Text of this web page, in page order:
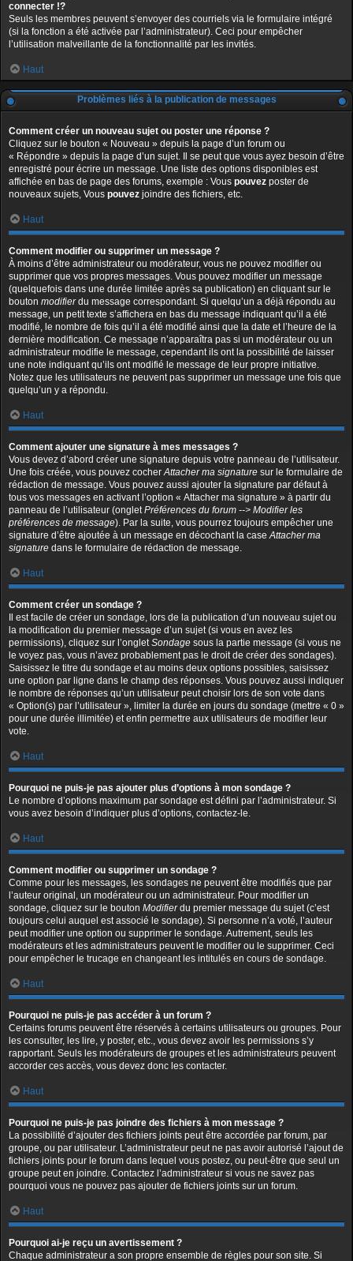
connecter !?
Seuls les membres peuvent s’envoyer des courriels via le formulaire intégré
(si la fonction a été activée par l’administrateur). Ceci pour empêcher
l’utilisation malveillante de la fonctionnalité par les invités.
Haut
Problèmes liés à la publication de messages
Comment créer un nouveau sujet ou poster une réponse ?
Cliquez sur le bouton « Nouveau » depuis la page d’un forum ou
« Répondre » depuis la page d’un sujet. Il se peut que vous ayez besoin d’être
enregistré pour écrire un message. Une liste des options disponibles est
affichée en bas de page des forums, exemple : Vous pouvez poster de
nouveaux sujets, Vous pouvez joindre des fichiers, etc.
Haut
Comment modifier ou supprimer un message ?
À moins d’être administrateur ou modérateur, vous ne pouvez modifier ou
supprimer que vos propres messages. Vous pouvez modifier un message
(quelquefois dans une durée limitée après sa publication) en cliquant sur le
bouton modifierdu message correspondant. Si quelqu’un a déjà répondu au
message, un petit texte s’affichera en bas du message indiquant qu’il a été
modifié, le nombre de fois qu’il a été modifié ainsi que la date et l’heure de la
dernière modification. Ce message n’apparaîtra pas si un modérateur ou un
administrateur modifie le message, cependant ils ont la possibilité de laisser
une note indiquant qu’ils ont modifié le message de leur propre initiative.
Notez que les utilisateurs ne peuvent pas supprimer un message une fois que
quelqu’un y a répondu.
Haut
Comment ajouter une signature à mes messages ?
Vous devez d’abord créer une signature depuis votre panneau de l’utilisateur.
Une fois créée, vous pouvez cocherAttacher ma signature sur le formulaire de
rédaction de message. Vous pouvez aussi ajouter la signature par défaut à
tous vos messages en activant l’option « Attacher ma signature » à partir du
panneau de l’utilisateur (ongletPréférences du forum --> Modifier les
préférences de message). Par la suite, vous pourrez toujours empêcher une
signature d’être ajoutée à un message en décochant la caseAttacher ma
signature dans le formulaire de rédaction de message.
Haut
Comment créer un sondage ?
Il est facile de créer un sondage, lors de la publication d’un nouveau sujet ou
la modification du premier message d’un sujet (si vous en avez les
permissions), cliquez sur l’ongletSondage sous la partie message (si vous ne
le voyez pas, vous n’avez probablement pas le droit de créer des sondages).
Saisissez le titre du sondage et au moins deux options possibles, saisissez
une option par ligne dans le champ des réponses. Vous pouvez aussi indiquer
le nombre de réponses qu’un utilisateur peut choisir lors de son vote dans
« Option(s) par l’utilisateur », limiter la durée en jours du sondage (mettre « 0 »
pour une durée illimitée) et enfin permettre aux utilisateurs de modifier leur
vote.
Haut
Pourquoi ne puis-je pas ajouter plus d’options à mon sondage ?
Le nombre d’options maximum par sondage est défini par l’administrateur. Si
vous avez besoin d’indiquer plus d’options, contactez-le.
Haut
Comment modifier ou supprimer un sondage ?
Comme pour les messages, les sondages ne peuvent être modifiés que par
l’auteur original, un modérateur ou un administrateur. Pour modifier un
sondage, cliquez sur le bouton Modifierdu premier message du sujet (c’est
toujours celui auquel est associé le sondage). Si personne n’a voté, l’auteur
peut modifier une option ou supprimer le sondage. Autrement, seuls les
modérateurs et les administrateurs peuvent le modifier ou le supprimer. Ceci
pour empêcher le trucage en changeant les intitulés en cours de sondage.
Haut
Pourquoi ne puis-je pas accéder à un forum ?
Certains forums peuvent être réservés à certains utilisateurs ou groupes. Pour
les consulter, les lire, y poster, etc., vous devez avoir les permissions s’y
rapportant. Seuls les modérateurs de groupes et les administrateurs peuvent
accorder ces accès, vous devez donc les contacter.
Haut
Pourquoi ne puis-je pas joindre des fichiers à mon message ?
La possibilité d’ajouter des fichiers joints peut être accordée par forum, par
groupe, ou par utilisateur. L’administrateur peut ne pas avoir autorisé l’ajout de
fichiers joints pour le forum dans lequel vous postez, ou peut-être que seul un
groupe peut en joindre. Contactez l’administrateur si vous ne savez pas
pourquoi vous ne pouvez pas ajouter de fichiers joints sur un forum.
Haut
Pourquoi ai-je reçu un avertissement ?
Chaque administrateur a son propre ensemble de règles pour son site. Si